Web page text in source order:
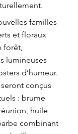
familles
et floraux
forêt,
lumineuses
d’humeur.
conçus
: brume
huile
combinant